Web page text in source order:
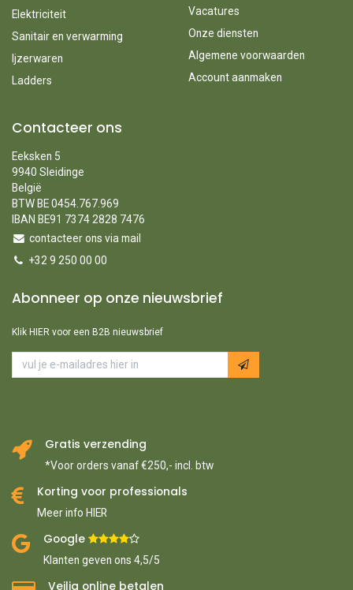
Elektriciteit
Sanitair en verwarming
Ijzerwaren
Ladders
Vacatures
Onze diensten
Algemene voorwaarden
Account aanmaken
Contacteer ons
Eeksken 5
9940 Sleidinge
België
BTW BE 0454.767.969
IBAN BE91 7374 2828 7476
contacteer ons via mail
+32 9 250 00 00
Abonneer op onze nieuwsbrief
Klik HIER voor een B2B nieuwsbrief
Gratis verzending
*Voor orders vanaf €250,- incl. btw
Korting voor professionals
Meer info HIER
Google ​
Klanten geven ons 4,5/5
Veilig online betalen